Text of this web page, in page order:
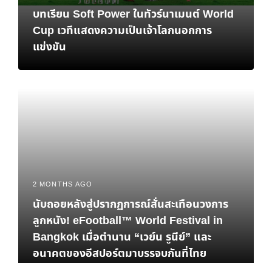
บทเรียน Soft Power ในทัวร์นาเมนต์ World
Cup เวทีแสดงความเป็นเจ้าโลกนอกการ
แข่งขัน
2 MONTHS AGO
นับถอยหลังสู่ปรากฏการณ์สั่นสะเทือนวงการ
ลูกหนัง! eFootball™ World Festival in
Bangkok เมื่อตำนาน “เวย์น รูนีย์” และ
อนาคตของอีสปอร์ตมาบรรจบกันที่ไทย